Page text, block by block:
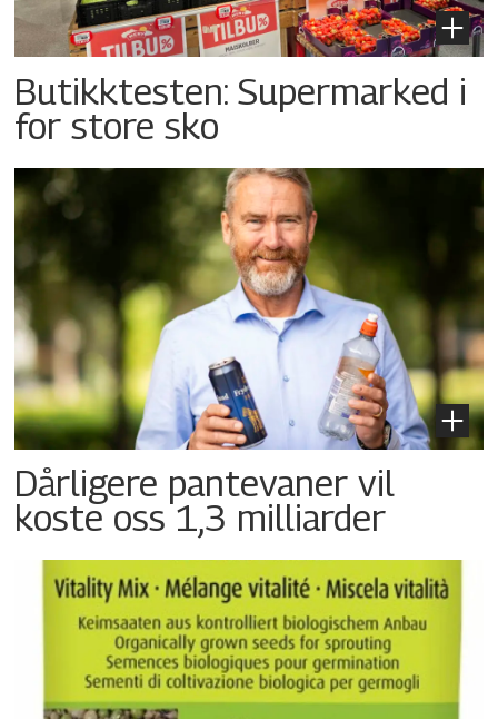
Butikktesten: Supermarked i
for store sko
Dårligere pantevaner vil
koste oss 1,3 milliarder